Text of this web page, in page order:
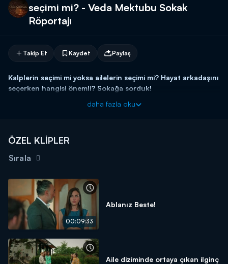
seçimi mi? - Veda Mektubu Sokak
Röportajı
Takip Et Kaydet Paylaş
Kalplerin seçimi mi yoksa ailelerin seçimi mi? Hayat arkadaşını
seçerken hangisi önemli? Sokağa sorduk!
daha fazla oku
ÖZEL KLİPLER
Sırala
00:09:33
Ablanız Beste!
Aile diziminde ortaya çıkan ilginç